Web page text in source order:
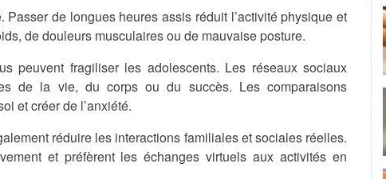
de longues heures assis réduit l’activité physique et
de douleurs musculaires ou de mauvaise posture.
peuvent fragiliser les adolescents. Les réseaux sociaux
de la vie, du corps ou du succès. Les comparaisons
et créer de l’anxiété.
réduire les interactions familiales et sociales réelles.
et préfèrent les échanges virtuels aux activités en